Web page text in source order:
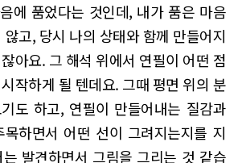
에 품었다는 것인데, 내가 품은 마음
고, 당시 나의 상태와 함께 만들어지
아요. 그 해석 위에서 연필이 어떤 점
작하게 될 텐데요. 그때 평면 위의 분
도 하고, 연필이 만들어내는 질감과
하면서 어떤 선이 그려지는지를 지
발견하면서 그림을 그리는 것 같습